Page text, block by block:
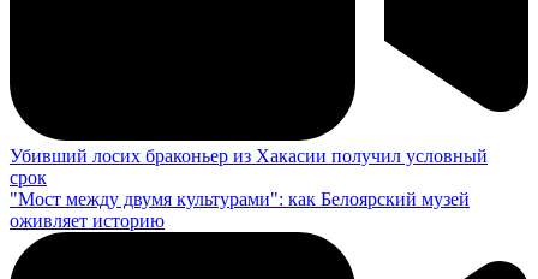
Убивший лосих браконьер из Хакасии получил условный
срок
"Мост между двумя культурами": как Белоярский музей
оживляет историю